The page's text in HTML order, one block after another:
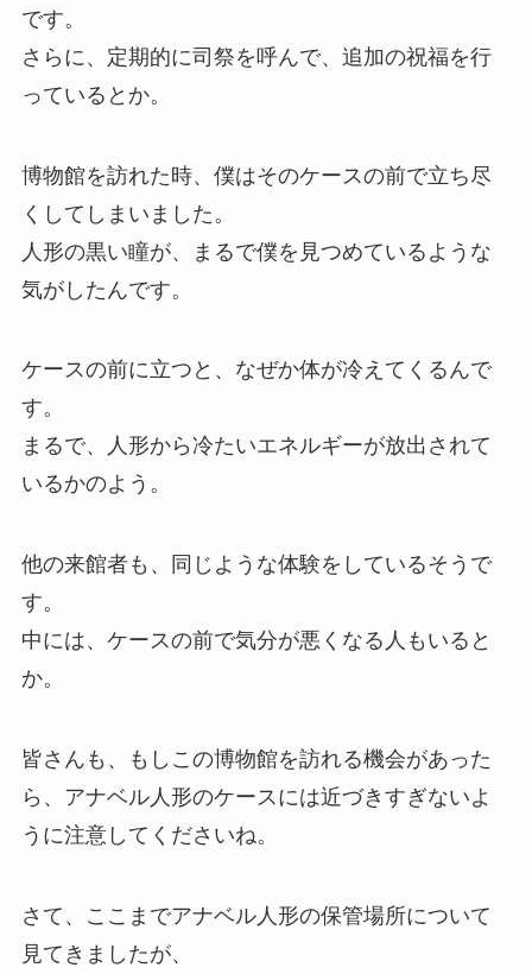
です。
さらに、定期的に司祭を呼んで、追加の祝福を行
っているとか。
博物館を訪れた時、僕はそのケースの前で立ち尽
くしてしまいました。
人形の黒い瞳が、まるで僕を見つめているような
気がしたんです。
ケースの前に立つと、なぜか体が冷えてくるんで
す。
まるで、人形から冷たいエネルギーが放出されて
いるかのよう。
他の来館者も、同じような体験をしているそうで
す。
中には、ケースの前で気分が悪くなる人もいると
か。
皆さんも、もしこの博物館を訪れる機会があった
ら、アナベル人形のケースには近づきすぎないよ
うに注意してくださいね。
さて、ここまでアナベル人形の保管場所について
見てきましたが、